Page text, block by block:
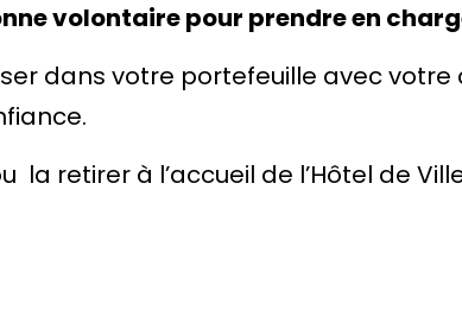
volontaire pour prendre en
dans votre portefeuille avec
retirer à l’accueil de l’Hôtel de